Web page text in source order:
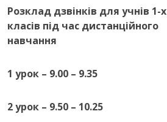
Розклад дзвінків для учнів 1-х
класів під час дистанційного
навчання
1 урок – 9.00 – 9.35
2 урок – 9.50 – 10.25